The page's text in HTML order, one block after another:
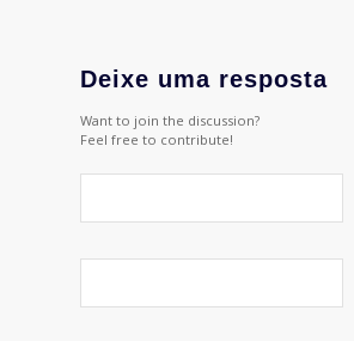
Deixe uma resposta
Want to join the discussion?
Feel free to contribute!